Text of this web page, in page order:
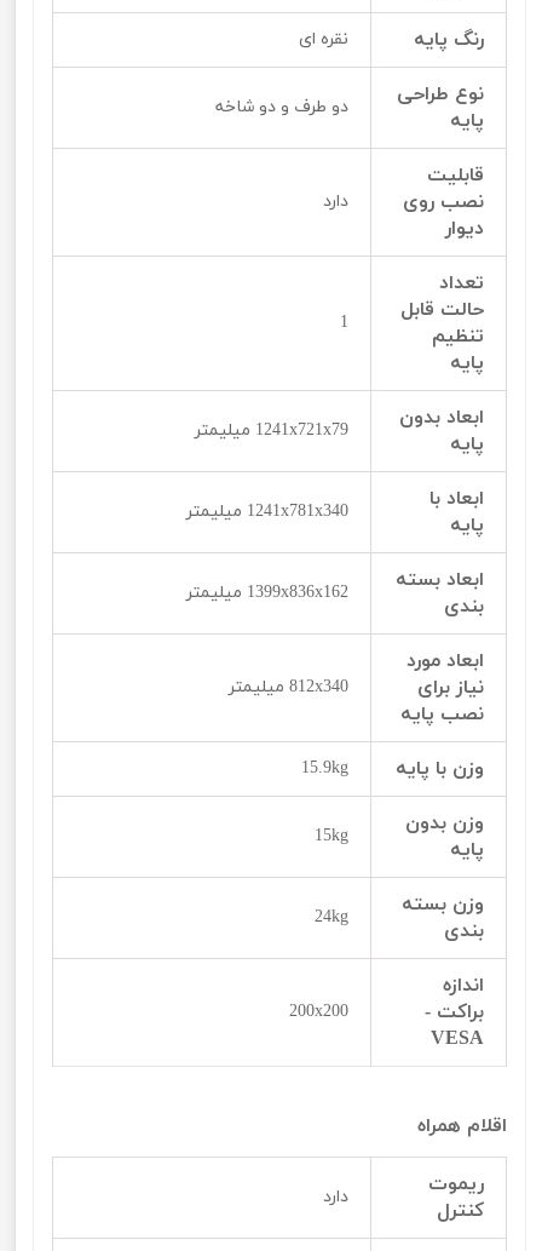
رنگ پایه نقره ای
نوع طراحی
پایه
دو طرف و دو شاخه
قابلیت
نصب روی
دیوار
دارد
تعداد
حالت قابل
تنظیم
پایه
1
ابعاد بدون
پایه
1241x721x79 میلیمتر
ابعاد با
پایه
1241x781x340 میلیمتر
ابعاد بسته
بندی
1399x836x162 میلیمتر
ابعاد مورد
نیاز برای
نصب پایه
812x340 میلیمتر
وزن با پایه 15.9kg
وزن بدون
پایه
15kg
وزن بسته
بندی
24kg
اندازه
براکت -
VESA
200x200
اقلام همراه
ریموت
کنترل
دارد